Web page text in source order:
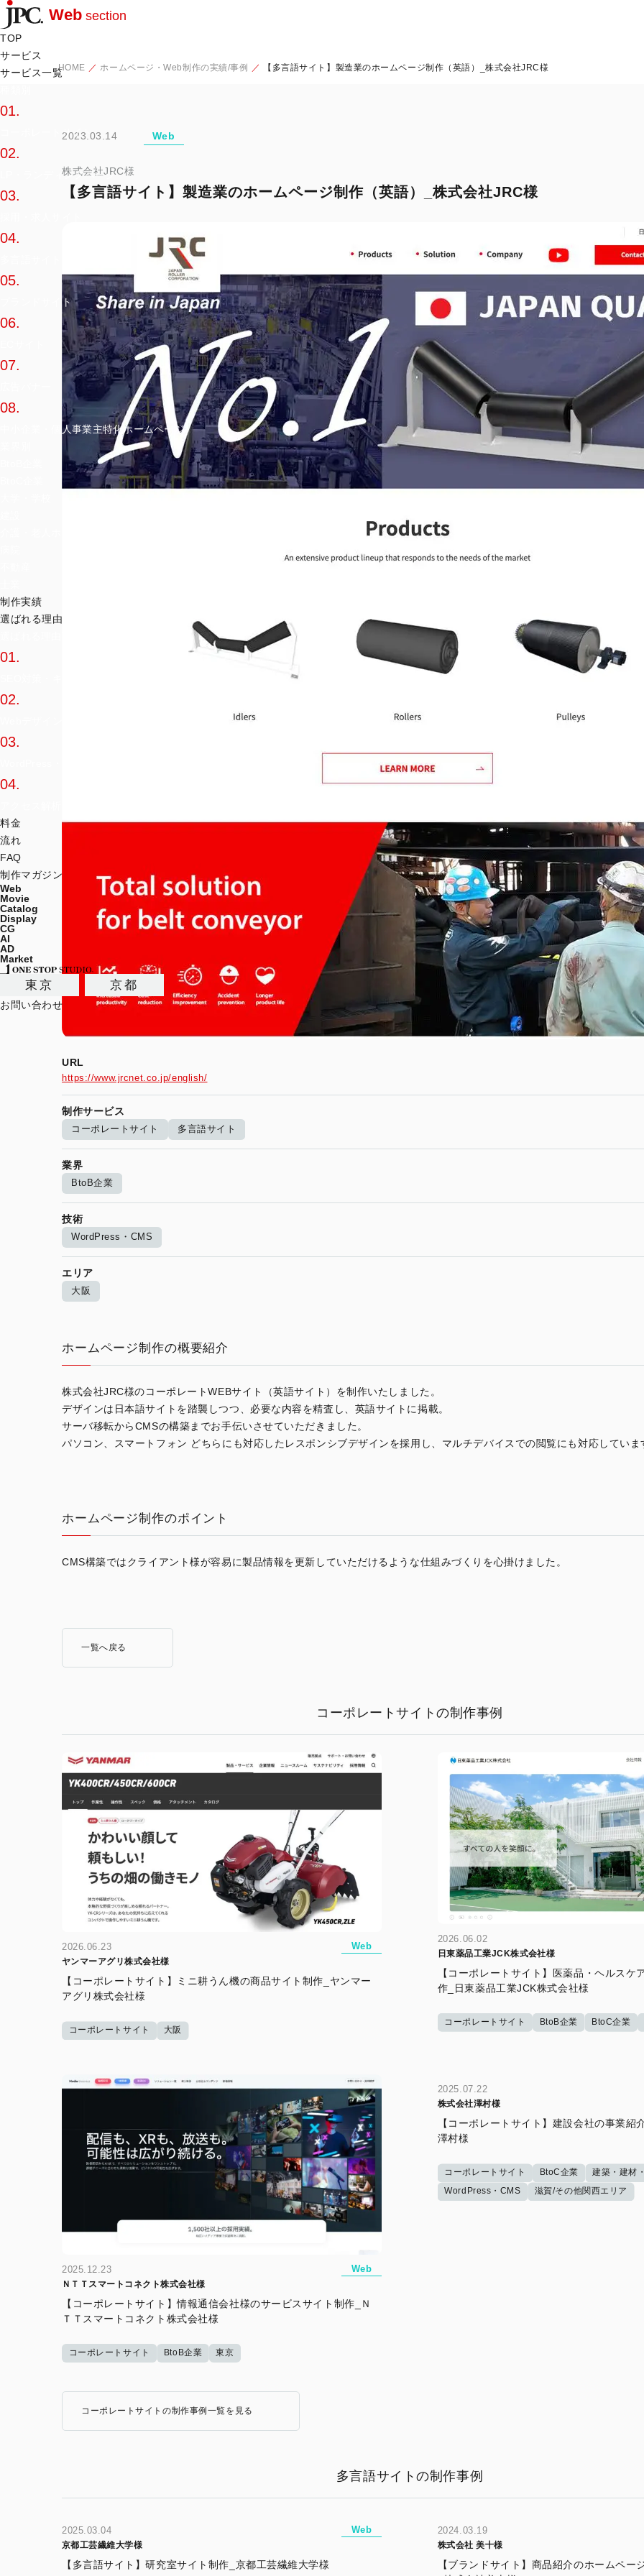
Web section
TOP
サービス
サービス一覧
01.
コーポレートサイト
02.
LP・ランディングページ
03.
04.
05.
ブランドサイト
06.
07.
08.
中小企業・個人事業主特化ホームページ
制作実績
選ばれる理由
01.
02.
03.
04.
料金
流れ
FAQ
制作マガジン
Web
Movie
Catalog
Display
CG
AI
AD
Market
東京 京都
お問い合わせ
HOME ホームページ・Web制作の実績/事例 【多言語サイト】製造業のホームページ制作（英語）_株式会社JRC様
2023.03.14 Web
株式会社JRC様
【多言語サイト】製造業のホームページ制作（英語）_株式会社JRC様
URL
https://www.jrcnet.co.jp/english/
制作サービス
コーポレートサイト 多言語サイト
業界
BtoB企業
技術
WordPress・CMS
エリア
大阪
ホームページ制作の概要紹介
株式会社JRC様のコーポレートWEBサイト（英語サイト）を制作いたしました。
デザインは日本語サイトを踏襲しつつ、必要な内容を精査し、英語サイトに掲載。
サーバ移転からCMSの構築までお手伝いさせていただきました。
パソコン、スマートフォン どちらにも対応したレスポンシブデザインを採用し、マルチデバイスでの閲覧にも対応していま
ホームページ制作のポイント
CMS構築ではクライアント様が容易に製品情報を更新していただけるような仕組みづくりを心掛けました。
一覧へ戻る
コーポレートサイトの制作事例
2026.06.23 Web
ヤンマーアグリ株式会社様
【コーポレートサイト】ミニ耕うん機の商品サイト制作_ヤンマー
アグリ株式会社様
コーポレートサイト 大阪
2026.06.02
日東薬品工業JCK株式会社様
【コーポレートサイト】医薬品・ヘルスケ
作_日東薬品工業JCK株式会社様
コーポレートサイト BtoB企業 BtoC企業
2025.12.23 Web
ＮＴＴスマートコネクト株式会社様
【コーポレートサイト】情報通信会社様のサービスサイト制作_Ｎ
ＴＴスマートコネクト株式会社様
コーポレートサイト BtoB企業 東京
2025.07.22
株式会社澤村様
【コーポレートサイト】建設会社の事業紹
澤村様
コーポレートサイト BtoC企業
建築・建材
WordPress・CMS
滋賀/その他関西エリア
コーポレートサイトの制作事例一覧を見る
多言語サイトの制作事例
2025.03.04 Web
京都工芸繊維大学様
【多言語サイト】研究室サイト制作_京都工芸繊維大学様
2024.03.19
株式会社 美十様
【ブランドサイト】商品紹介のホームペー